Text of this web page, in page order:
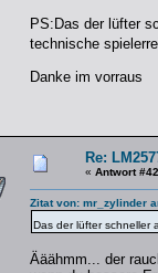
PS:Das der lüfter
technische
Danke im vorraus
Re:
« Antwort
Zitat von: mr_zylinder
Das der lüfter schneller
Ääähmm... der